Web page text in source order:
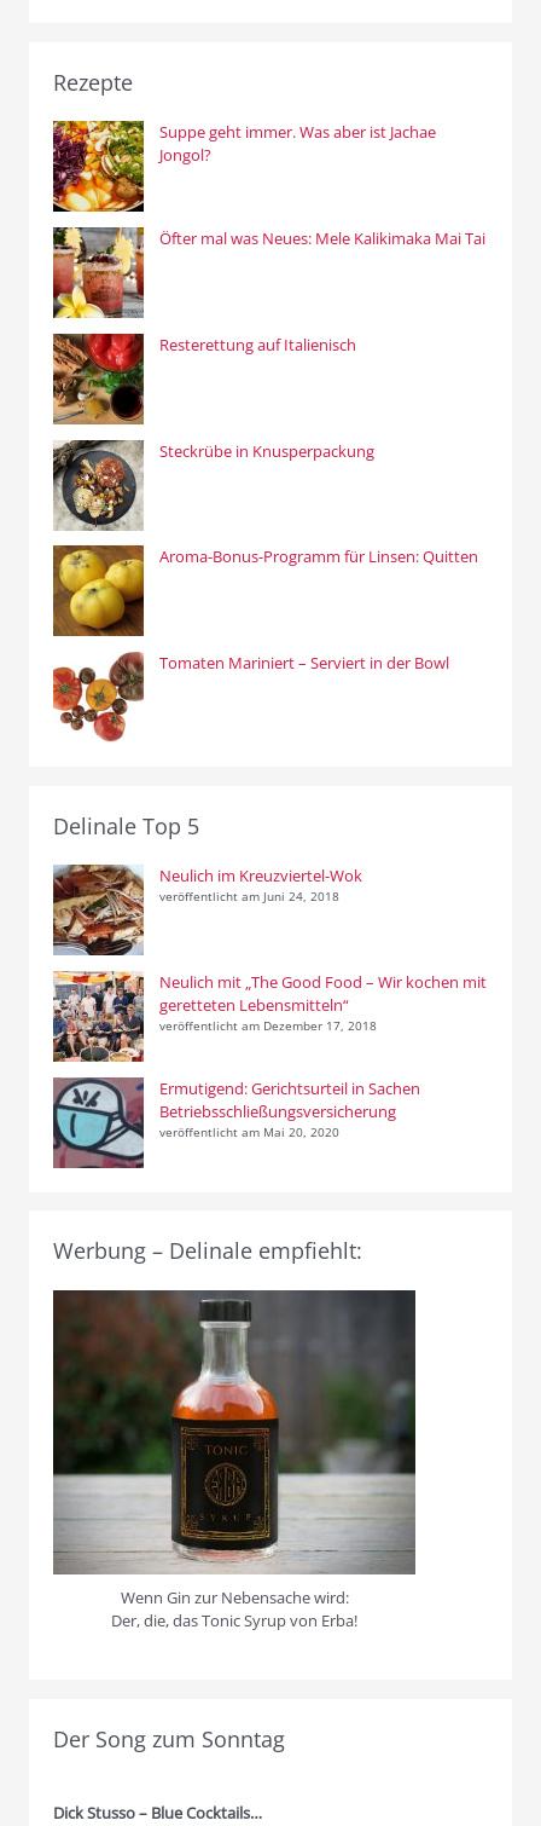
Rezepte
Suppe geht immer. Was aber ist Jachae
Jongol?
Öfter mal was Neues: Mele Kalikimaka Mai Tai
Resterettung auf Italienisch
Steckrübe in Knusperpackung
Aroma-Bonus-Programm für Linsen: Quitten
Tomaten Mariniert – Serviert in der Bowl
Delinale Top 5
Neulich im Kreuzviertel-Wok
veröffentlicht am Juni 24, 2018
Neulich mit „The Good Food – Wir kochen mit
geretteten Lebensmitteln“
veröffentlicht am Dezember 17, 2018
Ermutigend: Gerichtsurteil in Sachen
Betriebsschließungsversicherung
veröffentlicht am Mai 20, 2020
Werbung – Delinale empfiehlt:
Wenn Gin zur Nebensache wird:
Der, die, das Tonic Syrup von Erba!
Der Song zum Sonntag
Dick Stusso – Blue Cocktails…